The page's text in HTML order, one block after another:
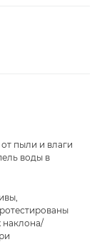
пыли и влаги
воды в
наклона/